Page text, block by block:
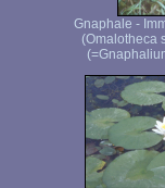
Gnaphale -